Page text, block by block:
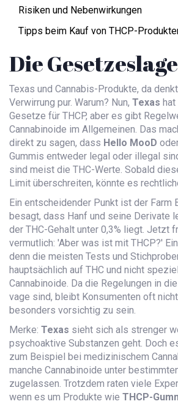
Risiken und Nebenwirkungen
Tipps beim Kauf von THCP-
Die
Texas und Cannabis-Produkte, da
Verwirrung pur. Warum? Nun, Texas hat
Gesetze für THCP, aber es gibt
Cannabinoide im Allgemeinen. Das
direkt zu sagen, dass Hello MooD
Gummis entweder legal oder illegal
sind meist die THC-Werte. Sobald
Limit überschreiten, könnte es
Ein entscheidender Punkt ist der Farm
besagt, dass Hanf und seine Derivate
der THC-Gehalt unter 0,3% liegt. Jetzt
vermutlich: 'Aber was ist mit THCP?'
denn die meisten Tests und
hauptsächlich auf THC und nicht
Cannabinoide. Da die Regelungen in
vage sind, bleibt Konsumenten oft
besonders vorsichtig zu sein.
Merke: Texas sieht sich als strenger
psychoaktive Substanzen geht. Doch
zum Beispiel bei medizinischem
manche Cannabinoide unter
zugelassen. Trotzdem raten viele
wenn es um Produkte wie THCP-